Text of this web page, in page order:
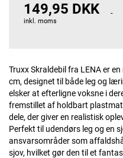
149,95 DKK
inkl. moms
-
Truxx Skraldebil fra LENA er
cm, designet til både leg og
elsker at efterligne voksne i
fremstillet af holdbart
dele, der giver en realistisk
Perfekt til udendørs leg og en
ansvarsområder som
sjov, hvilket gør den til et